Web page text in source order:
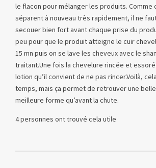
le flacon pour mélanger les produits. Comme
séparent à nouveau très rapidement, il ne
secouer bien fort avant chaque prise du
peu pour que le produit atteigne le cuir
15 mn puis on se lave les cheveux avec le
traitant.Une fois la chevelure rincée et
lotion qu’il convient de ne pas rincer.Voilà,
temps, mais ça permet de retrouver une
meilleure forme qu’avant la chute.
4 personnes ont trouvé cela utile